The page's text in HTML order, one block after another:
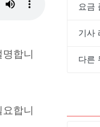
합니
합니
요금
기사
다른